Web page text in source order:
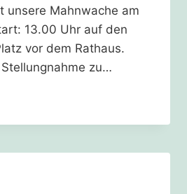
unsere Mahnwache am
13.00 Uhr auf den
vor dem Rathaus.
zu…